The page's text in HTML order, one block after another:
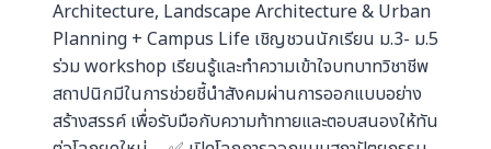
Architecture, Landscape Architecture & Urban
Planning + Campus Life เชิญชวนนักเรียน ม.3- ม.5
ร่วม workshop เรียนรู้และทำความเข้าใจบทบาทวิชาชีพ
สถาปนิกมีในการช่วยชี้นำสังคมผ่านการออกแบบอย่าง
สร้างสรรค์ เพื่อรับมือกับความท้าทายและตอบสนองให้ทัน